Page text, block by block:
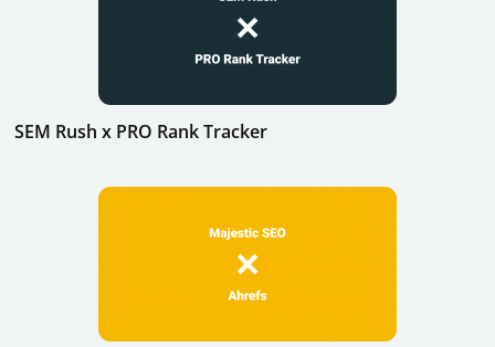
SEM Rush x PRO Rank Tracker